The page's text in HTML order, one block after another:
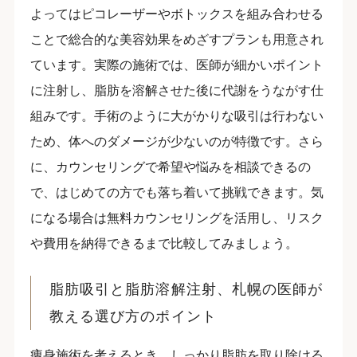
よってはピコレーザーやボトックスを組み合わせる
ことで総合的な美容効果をめざすプランも用意され
ています。実際の施術では、医師が細かいポイント
に注射し、脂肪を溶解させた後に代謝をうながす仕
組みです。手術のように大がかりな吸引は行わない
ため、体へのダメージが少ないのが特徴です。さら
に、カウンセリングで希望や悩みを相談できるの
で、はじめての方でも落ち着いて挑戦できます。気
になる場合は無料カウンセリングを活用し、リスク
や費用を納得できるまで比較してみましょう。
脂肪吸引と脂肪溶解注射、札幌の医師が
教える選び方のポイント